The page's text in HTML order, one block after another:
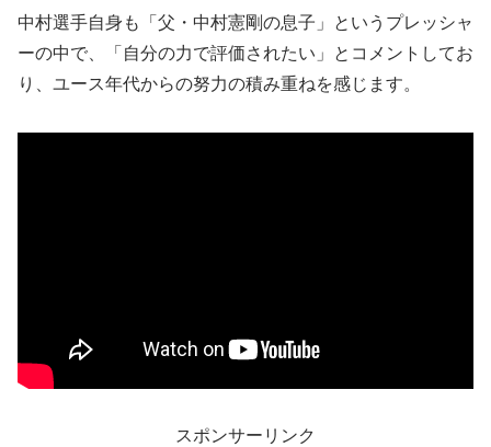
中村選手自身も「父・中村憲剛の息子」というプレッシャ
ーの中で、「自分の力で評価されたい」とコメントしてお
り、ユース年代からの努力の積み重ねを感じます。
スポンサーリンク